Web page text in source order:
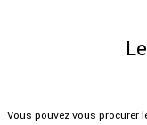
Vous pouvez vous procurer